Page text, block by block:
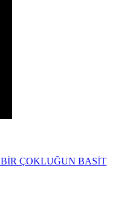
ÇOKLUĞUN BASİT